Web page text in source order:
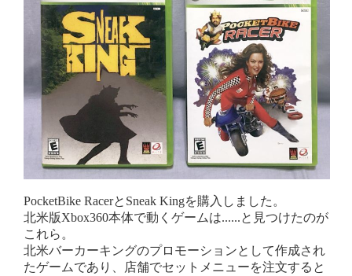
PocketBike RacerとSneak Kingを購入しました。
北米版Xbox360本体で動くゲームは......と見つけたのが
これら。
北米バーカーキングのプロモーションとして作成され
たゲームであり、店舗でセットメニューを注文すると